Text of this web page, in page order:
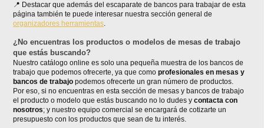
Destacar que además del escaparate de bancos para trabajar de esta
página también te puede interesar nuestra sección general de
organizadores herramientas.
¿No encuentras los productos o modelos de mesas de trabajo
que estás buscando?
Nuestro catálogo online es solo una pequeña muestra de los bancos de
trabajo que podemos ofrecerte, ya que comoprofesionales en mesas y
bancos de trabajo podemos ofrecerte un gran número de productos.
Por eso, si no encuentras en esta sección de mesas y bancos de trabajo
el producto o modelo que estás buscando no lo dudes ycontacta con
nosotros; y nuestro equipo comercial se encargará de cotizarte un
presupuesto con los productos que sean de tu interés.